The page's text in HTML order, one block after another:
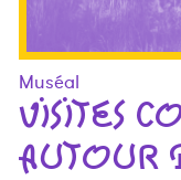
Muséal
VISITES
AUTOUR